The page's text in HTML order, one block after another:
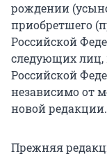
рождении
приобретшего
Российской
следующих
Российской
независимо от
новой редакции.
Прежняя